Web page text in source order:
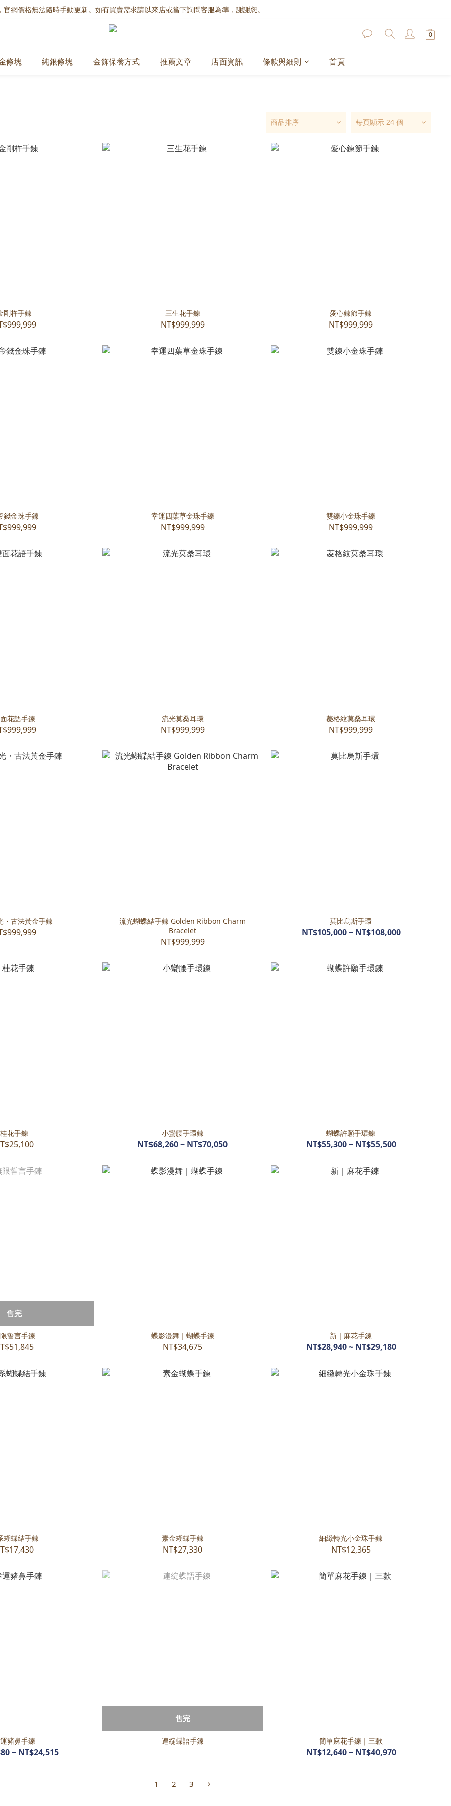
官網價格無法隨時手動更新。如有買賣需求請以來店或當下詢問客服為準，謝謝您。
條塊 純銀條塊 金飾保養方式 推薦文章 店面資訊 條款與細則 首頁
商品排序 每頁顯示 24 個
剛杵手鍊 三生花手鍊
NT$999,999
愛心鍊節手鍊
NT$999,999
錢金珠手鍊 幸運四葉草金珠手鍊
NT$999,999
雙鍊小金珠手鍊
NT$999,999
花語手鍊 流光莫桑耳環
NT$999,999
菱格紋莫桑耳環
NT$999,999
・古法黃金手鍊
流光蝴蝶結手鍊 Golden Ribbon Charm
Bracelet
NT$999,999
莫比烏斯手環
NT$105,000 ~ NT$108,000
桂花手鍊 小蠻腰手環鍊
NT$68,260 ~ NT$70,050
蝴蝶許願手環鍊
NT$55,300 ~ NT$55,500
售完
誓言手鍊 蝶影漫舞｜蝴蝶手鍊
NT$34,675
新｜麻花手鍊
NT$28,940 ~ NT$29,180
蝴蝶結手鍊 素金蝴蝶手鍊
NT$27,330
細緻轉光小金珠手鍊
NT$12,365
豬鼻手鍊
~ NT$24,515
售完
連綻蝶語手鍊 簡單麻花手鍊｜三款
NT$12,640 ~ NT$40,970
1 2 3